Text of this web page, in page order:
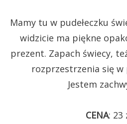
Mamy tu w pudełeczku
widzicie ma piękne
prezent. Zapach świecy,
rozprzestrzenia się w
Jestem
CENA: 23